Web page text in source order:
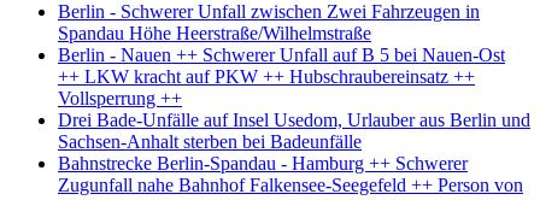
Berlin - Schwerer Unfall zwischen Zwei Fahrzeugen in
Spandau Höhe Heerstraße/Wilhelmstraße
Berlin - Nauen ++ Schwerer Unfall auf B 5 bei Nauen-Ost
++ LKW kracht auf PKW ++ Hubschraubereinsatz ++
Vollsperrung ++
Drei Bade-Unfälle auf Insel Usedom, Urlauber aus Berlin und
Sachsen-Anhalt sterben bei Badeunfälle
Bahnstrecke Berlin-Spandau - Hamburg ++ Schwerer
Zugunfall nahe Bahnhof Falkensee-Seegefeld ++ Person von